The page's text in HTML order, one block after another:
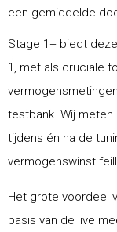
een gemiddelde
Stage 1+ biedt
1, met als cruciale
testbank. Wij
tijdens én na de
vermogenswinst
Het grote voordeel
basis van de live